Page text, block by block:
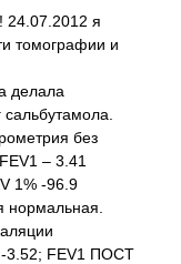
24.07.2012 я
томографии и
делала
без
– 3.41
1% -96.9
нормальная.
3.52; FEV1 ПОСТ